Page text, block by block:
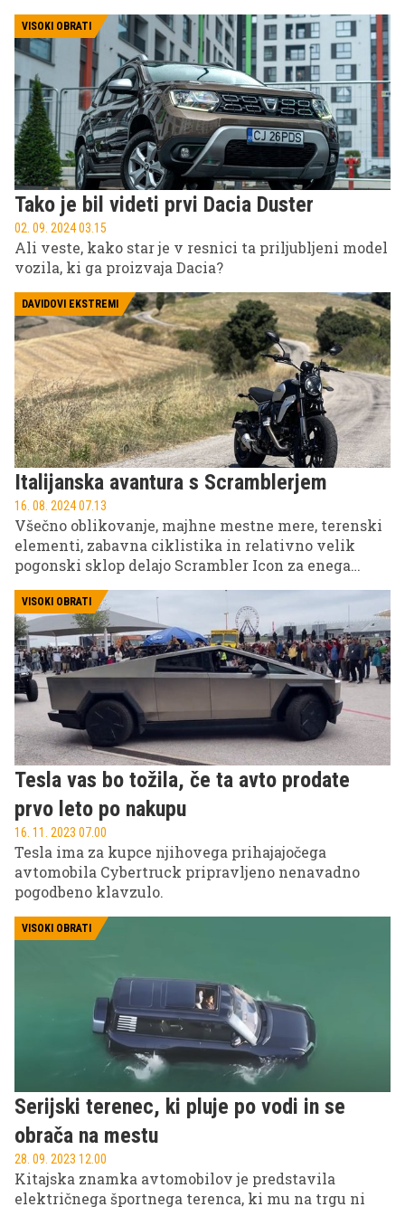
VISOKI OBRATI
Tako je bil videti prvi Dacia Duster
02. 09. 2024 03.15
Ali veste, kako star je v resnici ta priljubljeni model
vozila, ki ga proizvaja Dacia?
DAVIDOVI EKSTREMI
Italijanska avantura s Scramblerjem
16. 08. 2024 07.13
Všečno oblikovanje, majhne mestne mere, terenski
elementi, zabavna ciklistika in relativno velik
pogonski sklop delajo Scrambler Icon za enega
vsestranski, je v osnovi namenjen mestni gneči in
primestni popoldanski zabavi. Toda mi smo se ga
odločili spustiti z vajeti med toskanskimi griči.
VISOKI OBRATI
Tesla vas bo tožila, če ta avto prodate
prvo leto po nakupu
16. 11. 2023 07.00
Tesla ima za kupce njihovega prihajajočega
avtomobila Cybertruck pripravljeno nenavadno
pogodbeno klavzulo.
VISOKI OBRATI
Serijski terenec, ki pluje po vodi in se
obrača na mestu
28. 09. 2023 12.00
Kitajska znamka avtomobilov je predstavila
električnega športnega terenca, ki mu na trgu ni